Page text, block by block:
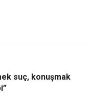
suç, konuşmak